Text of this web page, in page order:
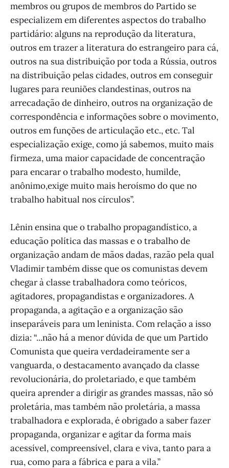
membros ou grupos de membros do Partido se
especializem em diferentes aspectos do trabalho
partidário: alguns na reprodução da literatura,
outros em trazer a literatura do estrangeiro para cá,
outros na sua distribuição por toda a Rússia, outros
na distribuição pelas cidades, outros em conseguir
lugares para reuniões clandestinas, outros na
arrecadação de dinheiro, outros na organização de
correspondência e informações sobre o movimento,
outros em funções de articulação etc., etc. Tal
especialização exige, como já sabemos, muito mais
firmeza, uma maior capacidade de concentração
para encarar o trabalho modesto, humilde,
anônimo,exige muito mais heroísmo do que no
trabalho habitual nos círculos”.
Lênin ensina que o trabalho propagandístico, a
educação política das massas e o trabalho de
organização andam de mãos dadas, razão pela qual
Vladimir também disse que os comunistas devem
chegar à classe trabalhadora como teóricos,
agitadores, propagandistas e organizadores. A
propaganda, a agitação e a organização são
inseparáveis ​​para um leninista. Com relação a isso
dizia: “...não há a menor dúvida de que um Partido
Comunista que queira verdadeiramente ser a
vanguarda, o destacamento avançado da classe
revolucionária, do proletariado, e que também
queira aprender a dirigir as grandes massas, não só
proletária, mas também não proletária, a massa
trabalhadora e explorada, é obrigado a saber fazer
propaganda, organizar e agitar da forma mais
acessível, compreensível, clara e viva, tanto para a
rua, como para a fábrica e para a vila.”